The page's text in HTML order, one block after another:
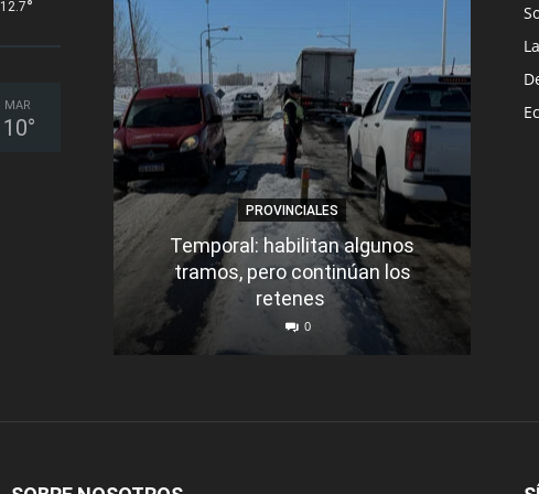
12.7°
MAR
10°
PROVINCIALES
Temporal: habilitan algunos
tramos, pero continúan los
retenes
0